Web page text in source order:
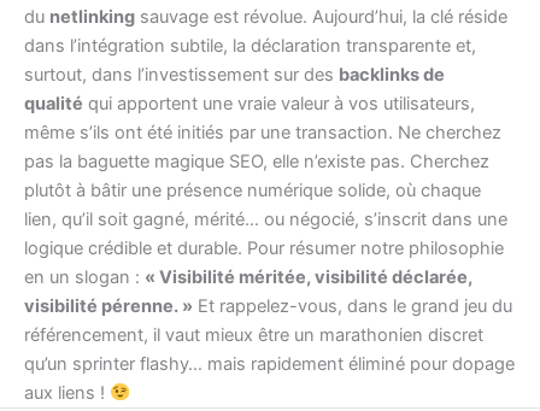
du netlinking sauvage est révolue. Aujourd’hui, la clé réside
dans l’intégration subtile, la déclaration transparente et,
surtout, dans l’investissement sur des backlinks de
qualité qui apportent une vraie valeur à vos utilisateurs,
même s’ils ont été initiés par une transaction. Ne cherchez
pas la baguette magique SEO, elle n’existe pas. Cherchez
plutôt à bâtir une présence numérique solide, où chaque
lien, qu’il soit gagné, mérité… ou négocié, s’inscrit dans une
logique crédible et durable. Pour résumer notre philosophie
en un slogan : « Visibilité méritée, visibilité déclarée,
visibilité pérenne. » Et rappelez-vous, dans le grand jeu du
référencement, il vaut mieux être un marathonien discret
qu’un sprinter flashy… mais rapidement éliminé pour dopage
aux liens !